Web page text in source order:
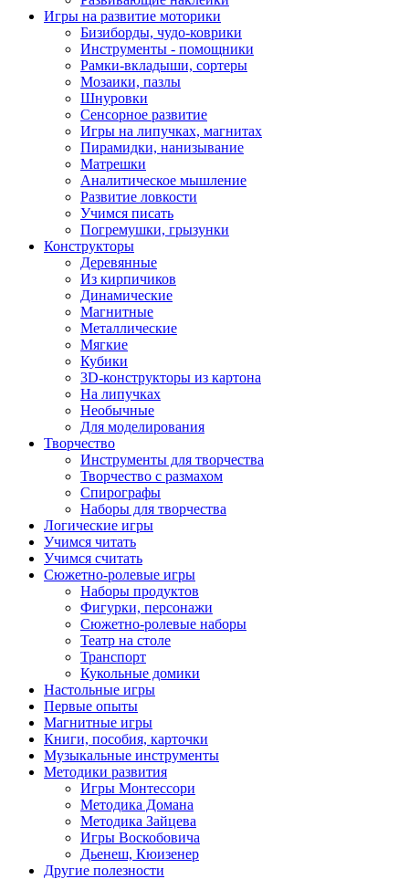
Игры на развитие моторики
Бизиборды, чудо-коврики
Инструменты - помощники
Рамки-вкладыши, сортеры
Мозаики, пазлы
Шнуровки
Сенсорное развитие
Игры на липучках, магнитах
Пирамидки, нанизывание
Матрешки
Аналитическое мышление
Развитие ловкости
Учимся писать
Погремушки, грызунки
Конструкторы
Деревянные
Из кирпичиков
Динамические
Магнитные
Металлические
Мягкие
Кубики
3D-конструкторы из картона
На липучках
Необычные
Для моделирования
Творчество
Инструменты для творчества
Творчество с размахом
Спирографы
Наборы для творчества
Логические игры
Учимся читать
Учимся считать
Сюжетно-ролевые игры
Наборы продуктов
Фигурки, персонажи
Сюжетно-ролевые наборы
Театр на столе
Транспорт
Кукольные домики
Настольные игры
Первые опыты
Магнитные игры
Книги, пособия, карточки
Музыкальные инструменты
Методики развития
Игры Монтессори
Методика Домана
Методика Зайцева
Игры Воскобовича
Дьенеш, Кюизенер
Другие полезности